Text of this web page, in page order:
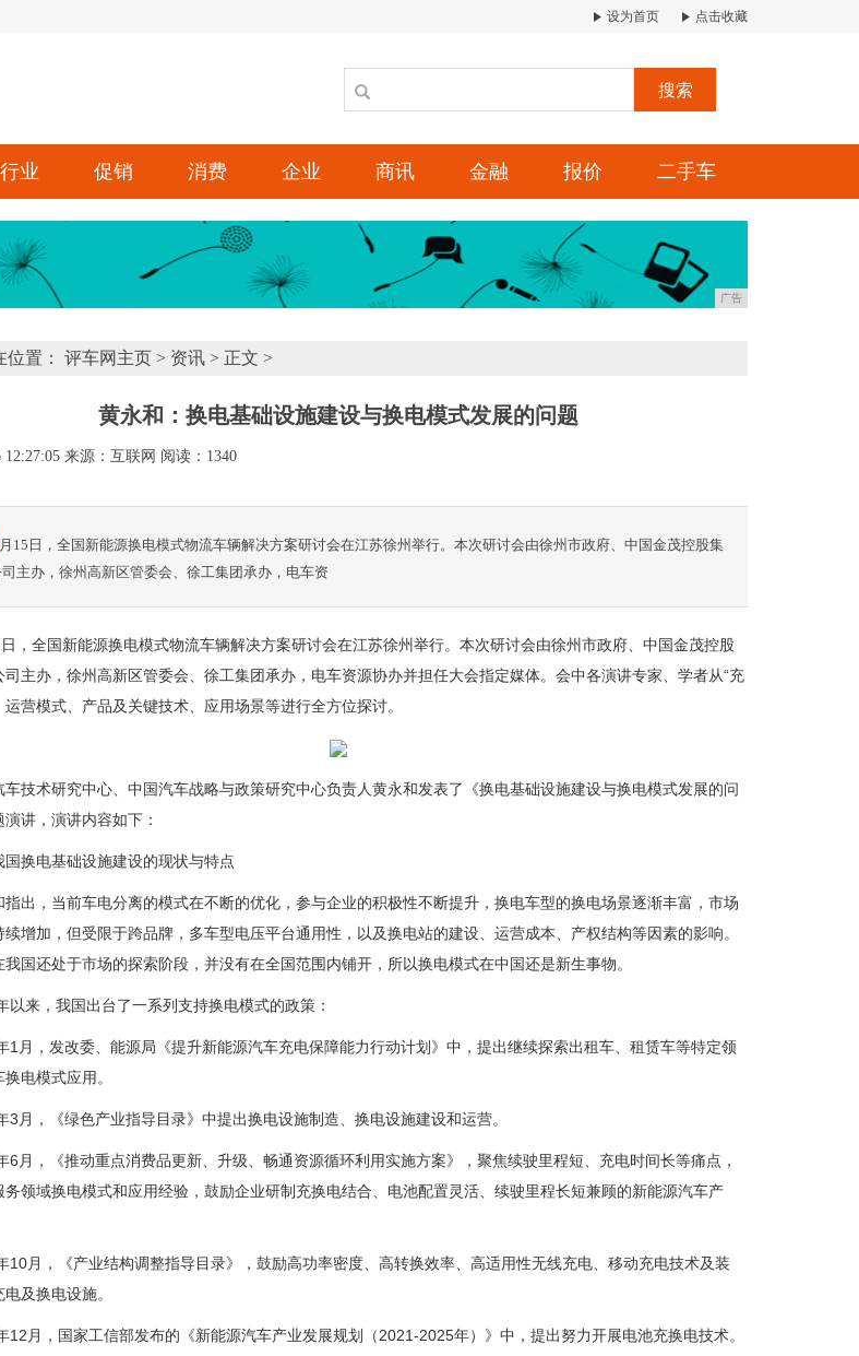
设为首页 点击收藏
搜索
行业 促销 消费 企业 商讯 金融 报价 二手车
广告
车型，还有一个车型值...
位置： 评车网主页 > 资讯 > 正文 >
黄永和：换电基础设施建设与换电模式发展的问题
12:27:05 来源：互联网 阅读：1340
15日，全国新能源换电模式物流车辆解决方案研讨会在江苏徐州举行。本次研讨会由徐州市政府、中国金茂控股集
司主办，徐州高新区管委会、徐工集团承办，电车资
，全国新能源换电模式物流车辆解决方案研讨会在江苏徐州举行。本次研讨会由徐州市政府、中国金茂控股
司主办，徐州高新区管委会、徐工集团承办，电车资源协办并担任大会指定媒体。会中各演讲专家、学者从“充
营模式、产品及关键技术、应用场景等进行全方位探讨。
车技术研究中心、中国汽车战略与政策研究中心负责人黄永和发表了《换电基础设施建设与换电模式发展的问
讲，演讲内容如下：
国换电基础设施建设的现状与特点
指出，当前车电分离的模式在不断的优化，参与企业的积极性不断提升，换电车型的换电场景逐渐丰富，市场
续增加，但受限于跨品牌，多车型电压平台通用性，以及换电站的建设、运营成本、产权结构等因素的影响。
我国还处于市场的探索阶段，并没有在全国范围内铺开，所以换电模式在中国还是新生事物。
以来，我国出台了一系列支持换电模式的政策：
1月，发改委、能源局《提升新能源汽车充电保障能力行动计划》中，提出继续探索出租车、租赁车等特定领
电模式应用。
3月，《绿色产业指导目录》中提出换电设施制造、换电设施建设和运营。
6月，《推动重点消费品更新、升级、畅通资源循环利用实施方案》，聚焦续驶里程短、充电时间长等痛点，
务领域换电模式和应用经验，鼓励企业研制充换电结合、电池配置灵活、续驶里程长短兼顾的新能源汽车产
10月，《产业结构调整指导目录》，鼓励高功率密度、高转换效率、高适用性无线充电、移动充电技术及装
及换电设施。
12月，国家工信部发布的《新能源汽车产业发展规划（2021-2025年）》中，提出努力开展电池充换电技术。